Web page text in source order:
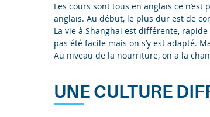
Les cours sont tous en anglais ce
anglais. Au début, le plus dur est de
La vie à Shanghai est différente,
pas été facile mais on s’y est adapté.
Au niveau de la nourriture, on a la
UNE CULTURE